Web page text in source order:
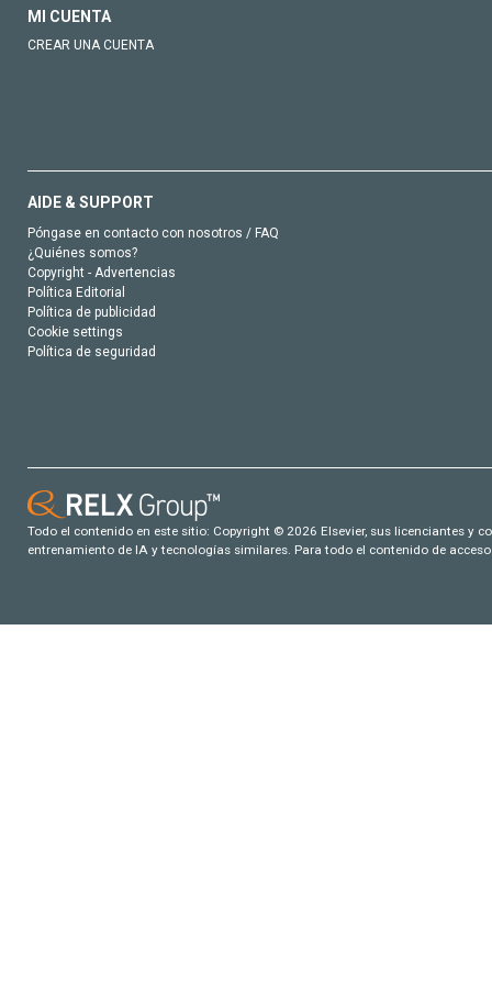
MI CUENTA
CREAR UNA CUENTA
AIDE & SUPPORT
Póngase en contacto con nosotros / FAQ
¿Quiénes somos?
Copyright - Advertencias
Política Editorial
Política de publicidad
Cookie settings
Política de seguridad
Todo el contenido en este sitio: Copyright © 2026 Elsevier, sus licenciantes y
entrenamiento de IA y tecnologías similares. Para todo el contenido de